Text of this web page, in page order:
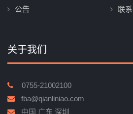
公告
联
关于我们
0755-21002100
fba@qianliniao.com
中国 广东 深圳